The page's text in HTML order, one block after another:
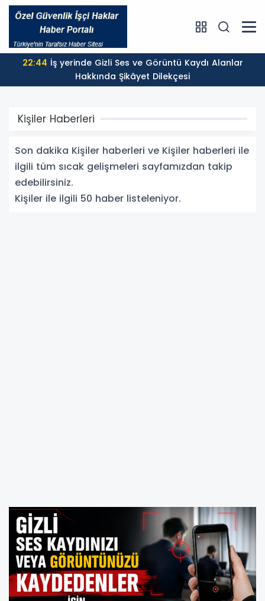
22:44
Hakkında Şikâyet Dilekçesi
Kişiler Haberleri
Son dakika Kişiler haberleri ve Kişiler haberleri ile
ilgili tüm sıcak gelişmeleri sayfamızdan takip
edebilirsiniz.
Kişiler ile ilgili 50 haber listeleniyor.